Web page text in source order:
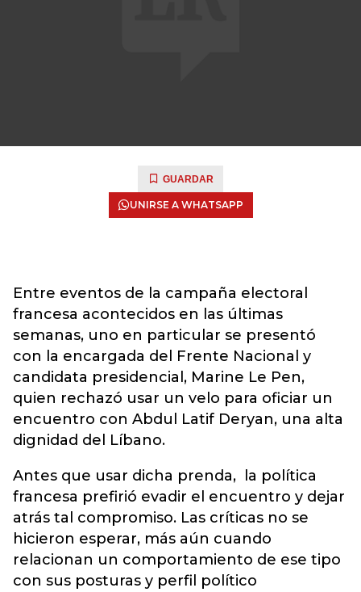
GUARDAR
UNIRSE A WHATSAPP
Entre eventos de la campaña electoral
francesa acontecidos en las últimas
semanas, uno en particular se presentó
con la encargada del Frente Nacional y
candidata presidencial, Marine Le Pen,
quien rechazó usar un velo para oficiar un
encuentro con Abdul Latif Deryan, una alta
dignidad del Líbano.
Antes que usar dicha prenda, la política
francesa prefirió evadir el encuentro y dejar
atrás tal compromiso. Las críticas no se
hicieron esperar, más aún cuando
relacionan un comportamiento de ese tipo
con sus posturas y perfil político